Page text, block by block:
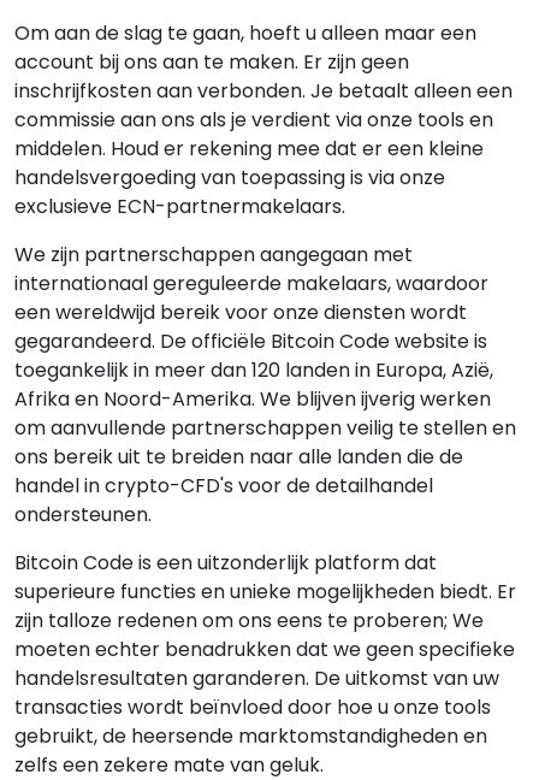
Om aan de slag te gaan, hoeft u alleen maar een
account bij ons aan te maken. Er zijn geen
inschrijfkosten aan verbonden. Je betaalt alleen een
commissie aan ons als je verdient via onze tools en
middelen. Houd er rekening mee dat er een kleine
handelsvergoeding van toepassing is via onze
exclusieve ECN-partnermakelaars.
We zijn partnerschappen aangegaan met
internationaal gereguleerde makelaars, waardoor
een wereldwijd bereik voor onze diensten wordt
gegarandeerd. De officiële Bitcoin Code website is
toegankelijk in meer dan 120 landen in Europa, Azië,
Afrika en Noord-Amerika. We blijven ijverig werken
om aanvullende partnerschappen veilig te stellen en
ons bereik uit te breiden naar alle landen die de
handel in crypto-CFD's voor de detailhandel
ondersteunen.
Bitcoin Code is een uitzonderlijk platform dat
superieure functies en unieke mogelijkheden biedt. Er
zijn talloze redenen om ons eens te proberen; We
moeten echter benadrukken dat we geen specifieke
handelsresultaten garanderen. De uitkomst van uw
transacties wordt beïnvloed door hoe u onze tools
gebruikt, de heersende marktomstandigheden en
zelfs een zekere mate van geluk.